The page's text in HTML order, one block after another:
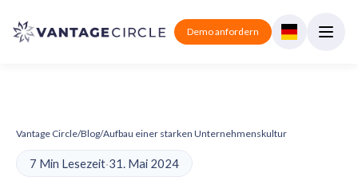
Demo anfordern
Vantage Circle/Blog/Aufbau einer starken Unternehmenskultur
7 Min Lesezeit·31. Mai 2024